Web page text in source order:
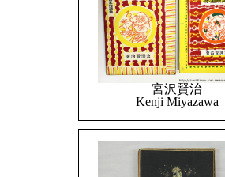
宮沢賢治
Kenji Miyazawa